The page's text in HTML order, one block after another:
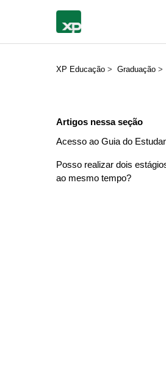
XP Educação Graduação
Artigos nessa seção
Acesso ao Guia do
Posso realizar dois
ao mesmo tempo?